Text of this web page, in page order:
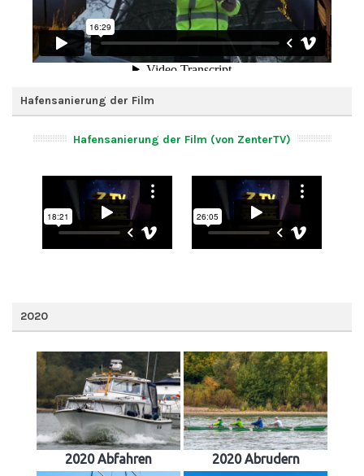
Hafensanierung der Film
Hafensanierung der Film (von ZenterTV)
2020
2020 Abfahren 2020 Abrudern